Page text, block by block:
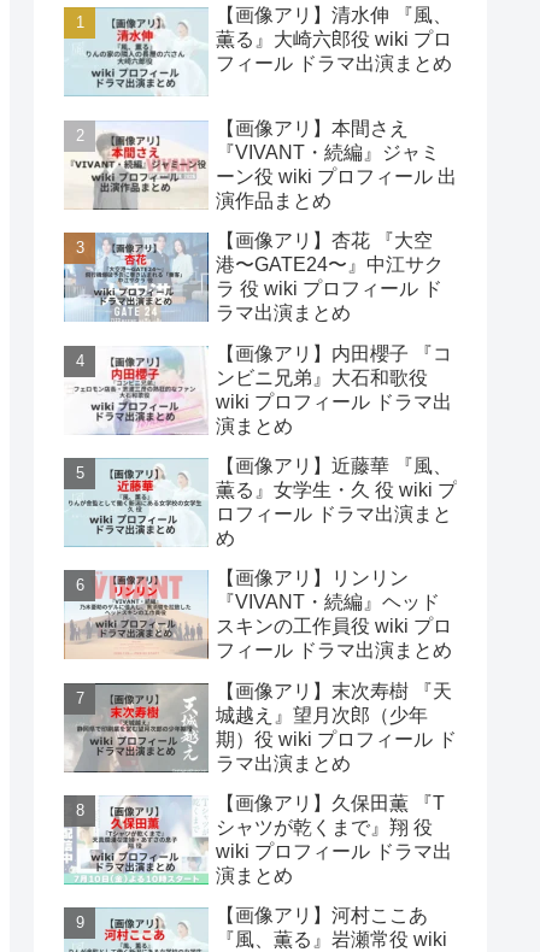
【画像アリ】清水伸 『風、
薫る』大崎六郎役 wiki プロ
フィール ドラマ出演まとめ
【画像アリ】本間さえ
『VIVANT・続編』ジャミ
ーン役 wiki プロフィール 出
演作品まとめ
【画像アリ】杏花 『大空
港〜GATE24〜』中江サク
ラ 役 wiki プロフィール ド
ラマ出演まとめ
【画像アリ】内田櫻子 『コ
ンビニ兄弟』大石和歌役
wiki プロフィール ドラマ出
演まとめ
【画像アリ】近藤華 『風、
薫る』女学生・久 役 wiki プ
ロフィール ドラマ出演まと
め
【画像アリ】リンリン
『VIVANT・続編』ヘッド
スキンの工作員役 wiki プロ
フィール ドラマ出演まとめ
【画像アリ】末次寿樹 『天
城越え』望月次郎（少年
期）役 wiki プロフィール ド
ラマ出演まとめ
【画像アリ】久保田薫 『T
シャツが乾くまで』翔 役
wiki プロフィール ドラマ出
演まとめ
【画像アリ】河村ここあ
『風、薫る』岩瀬常役 wiki